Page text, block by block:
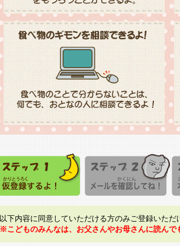
以下内容に同意していただける方のみご登録いただ
※こどものみんなは、お父さんやお母さんに読んで